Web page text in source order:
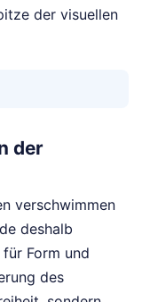
der visuellen
der
verschwimmen
deshalb
Form und
des